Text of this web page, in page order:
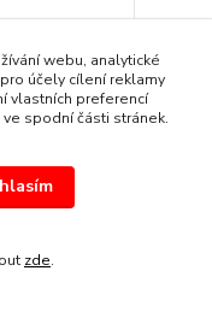
webu, analytické
účely cílení reklamy
vlastních preferencí
spodní části stránek.
zde.